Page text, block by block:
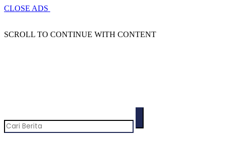
CLOSE ADS
SCROLL TO CONTINUE WITH CONTENT